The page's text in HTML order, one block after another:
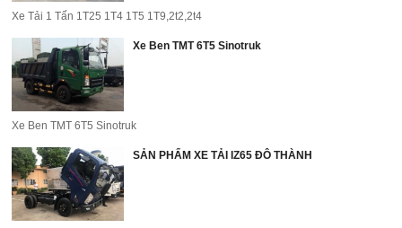
Xe Tải 1 Tấn 1T25 1T4 1T5 1T9,2t2,2t4
Xe Ben TMT 6T5 Sinotruk
Xe Ben TMT 6T5 Sinotruk
SẢN PHẨM XE TẢI IZ65 ĐÔ THÀNH